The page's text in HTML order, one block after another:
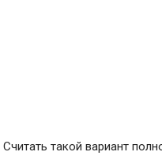
такой вариант